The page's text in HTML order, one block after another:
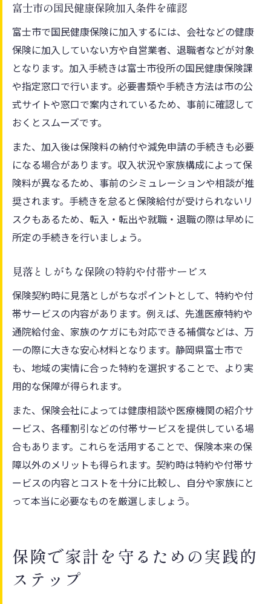
富士市の国民健康保険加入条件を確認
富士市で国民健康保険に加入するには、会社などの健康
保険に加入していない方や自営業者、退職者などが対象
となります。加入手続きは富士市役所の国民健康保険課
や指定窓口で行います。必要書類や手続き方法は市の公
式サイトや窓口で案内されているため、事前に確認して
おくとスムーズです。
また、加入後は保険料の納付や減免申請の手続きも必要
になる場合があります。収入状況や家族構成によって保
険料が異なるため、事前のシミュレーションや相談が推
奨されます。手続きを怠ると保険給付が受けられないリ
スクもあるため、転入・転出や就職・退職の際は早めに
所定の手続きを行いましょう。
見落としがちな保険の特約や付帯サービス
保険契約時に見落としがちなポイントとして、特約や付
帯サービスの内容があります。例えば、先進医療特約や
通院給付金、家族のケガにも対応できる補償などは、万
一の際に大きな安心材料となります。静岡県富士市で
も、地域の実情に合った特約を選択することで、より実
用的な保障が得られます。
また、保険会社によっては健康相談や医療機関の紹介サ
ービス、各種割引などの付帯サービスを提供している場
合もあります。これらを活用することで、保険本来の保
障以外のメリットも得られます。契約時は特約や付帯サ
ービスの内容とコストを十分に比較し、自分や家族にと
って本当に必要なものを厳選しましょう。
保険で家計を守るための実践的
ステップ